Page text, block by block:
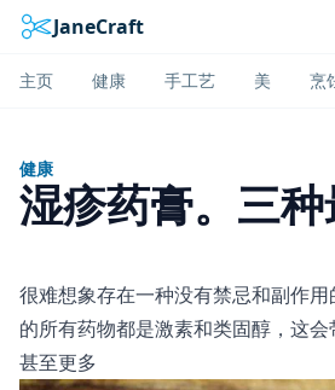
JaneCraft
主页 健康 手工艺 美 烹
健康
湿疹药膏。三
很难想象存在一种没有禁忌和副作
的所有药物都是激素和类固醇，这会
甚至更多